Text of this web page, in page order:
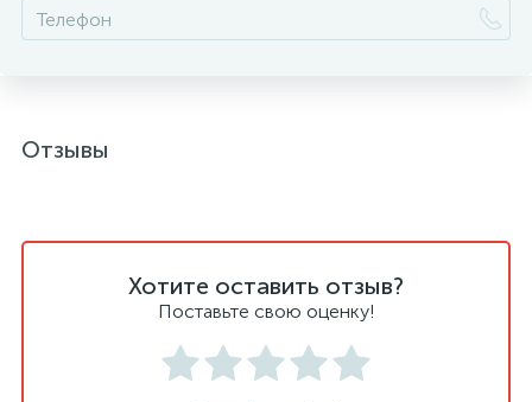
Отзывы
Хотите оставить отзыв?
Поставьте свою оценку!